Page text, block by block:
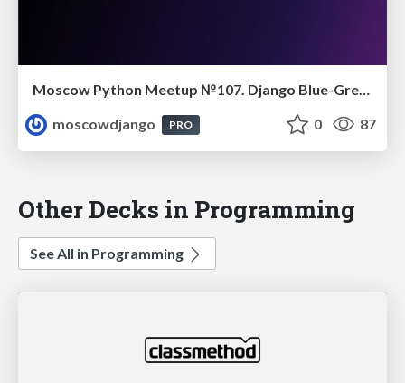
Moscow Python Meetup №107. Django Blue-Green Migrations
moscowdjango
PRO 0 87
Other Decks in Programming
See All in Programming